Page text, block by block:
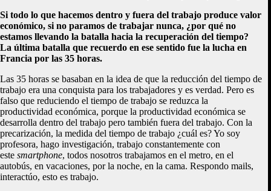
Si todo lo que hacemos dentro y fuera del trabajo produce valor
económico, si no paramos de trabajar nunca, ¿por qué no
estamos llevando la batalla hacia la recuperación del tiempo?
La última batalla que recuerdo en ese sentido fue la lucha en
Francia por las 35 horas.
Las 35 horas se basaban en la idea de que la reducción del tiempo de
trabajo era una conquista para los trabajadores y es verdad. Pero es
falso que reduciendo el tiempo de trabajo se reduzca la
productividad económica, porque la productividad económica se
desarrolla dentro del trabajo pero también fuera del trabajo. Con la
precarización, la medida del tiempo de trabajo ¿cuál es? Yo soy
profesora, hago investigación, trabajo constantemente con
este smartphone, todos nosotros trabajamos en el metro, en el
autobús, en vacaciones, por la noche, en la cama. Respondo mails,
interactúo, esto es trabajo.